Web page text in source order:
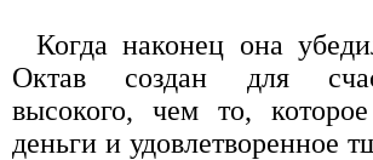
Когда наконец она
Октав создан для
высокого, чем то,
деньги и удовлетворенное